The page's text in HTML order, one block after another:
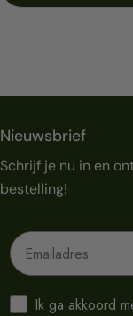
Nieuwsbrief
Schrijf je nu in en
bestelling!
Emailadres
Ik ga akkoord